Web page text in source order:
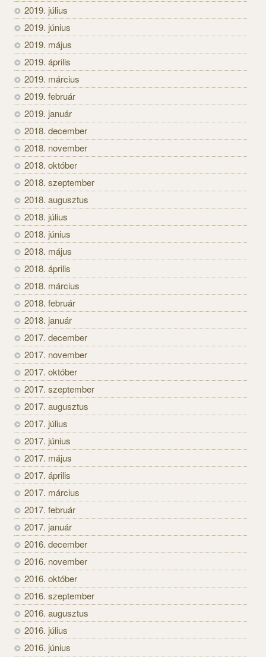
2019. július
2019. június
2019. május
2019. április
2019. március
2019. február
2019. január
2018. december
2018. november
2018. október
2018. szeptember
2018. augusztus
2018. július
2018. június
2018. május
2018. április
2018. március
2018. február
2018. január
2017. december
2017. november
2017. október
2017. szeptember
2017. augusztus
2017. július
2017. június
2017. május
2017. április
2017. március
2017. február
2017. január
2016. december
2016. november
2016. október
2016. szeptember
2016. augusztus
2016. július
2016. június